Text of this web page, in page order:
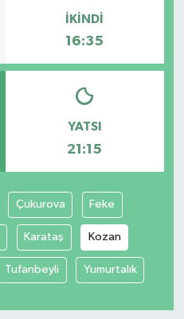
İKINDI
16:35
YATSI
21:15
Çukurova Feke
Karataş Kozan
Tufanbeyli Yumurtalık